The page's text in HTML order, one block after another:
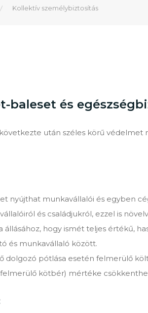
Kollektív személybiztosítás
baleset és
után széles körű védelmet
nyújthat munkavállalói és egyben
és családjukról, ezzel is
hogy ismét teljes értékű,
és munkavállaló között.
dolgozó pótlása esetén felmerülő
felmerülő kötbér) mértéke